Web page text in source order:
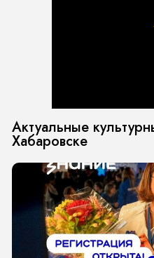
Актуальные
Хабаровске